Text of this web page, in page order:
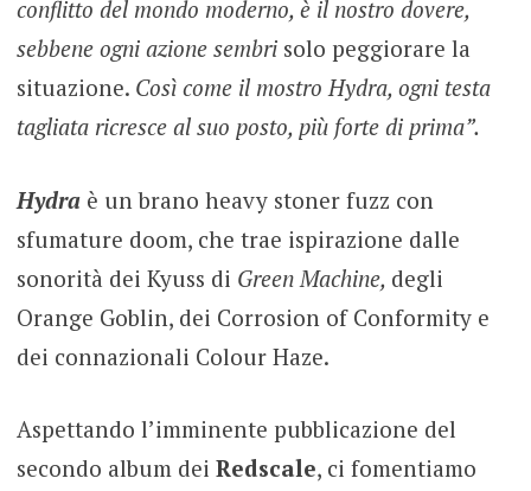
conflitto del mondo moderno, è il nostro dovere,
sebbene ogni azione sembri solo peggiorare la
situazione. Così come il mostro Hydra, ogni testa
tagliata ricresce al suo posto, più forte di prima”.
Hydra è un brano heavy stoner fuzz con
sfumature doom, che trae ispirazione dalle
sonorità dei Kyuss di Green Machine, degli
Orange Goblin, dei Corrosion of Conformity e
dei connazionali Colour Haze.
Aspettando l’imminente pubblicazione del
secondo album dei Redscale, ci fomentiamo